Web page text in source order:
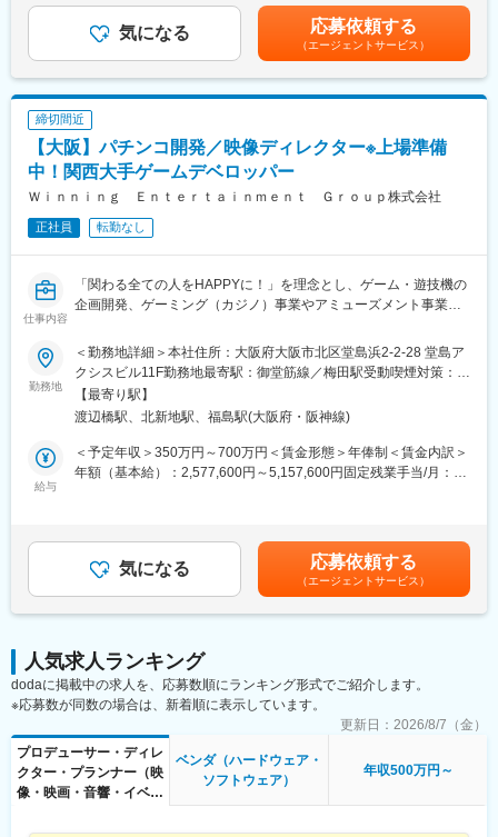
個人だけでなくスタジオ全体で切磋琢磨できる取り組みを実施し
ております。
当スタジオではリモートワーク制度（在宅勤務）を実施しており
ます。
※入社後のOJT期間には一定の出社期間有り。先輩デザイナーが対
面で丁寧に指導いたしますので、業界経験が浅く不安な方も安心
して就業いただけます。
原則として勤続3年で3日間、勤続5年で5日間、連続して休暇を取
ることができます。リフレッシュ休暇以外にも夏季休暇、年末年
えており、気兼ねなく休みを取れる職場です。
す。
・版権元へのグッズやメニュー提案に伴う、各種監修・確認業務
の進行管理。
・社内部署（企画、グッズ制作、デザイン、店舗開発・運営チー
ム等）との連携・調整。
・クオリティチェック：制作物や店舗装飾がレギュレーションや
コンセプトに沿っているかの確認。
・イベント当日の現場サポート（店舗スタッフとの連携、オペレ
エスカレーション対応。
・キャラクターグッズや空間の魅力をダイレクトに形にでき、店
舗でファンの熱狂やSNSでの反響を直接肌で感じられる環境で
す。
・キャラクターをモチーフにしたメニューなど、細部までこだわ
・デザイナー、企画、店舗運営担当など、多くのメンバーを巻き
込みながらアイデアを形にする楽しさが味わえます。
・完全週休2日制／年間休日120日以上。服装・髪型・ネイル自
変更の範囲：会社の定める業務
賃金改定：有り（会社の経営状況及び本人の能力により、随時改
定する）■賞与：無し賃金はあくまでも目安の金額であり、選考を
通じて上下する可能性があります。月給(月額)は固定手当を含めた
表記です。
気になる 応募依頼する
（エージェントサービス）
締切間近
【大阪】パチンコ開発／映像ディレクター※上場準備
中！関西大手ゲームデベロッパー
Ｗｉｎｎｉｎｇ Ｅｎｔｅｒｔａｉｎｍｅｎｔ Ｇｒｏｕｐ株式会社
正社員 転勤なし
仕事内容
「関わる全ての人をHAPPYに！」を理念とし、ゲーム・遊技機の
企画開発、ゲーミング（カジノ）事業やアミューズメント事業を
て業務に携わっていただきます。
■職務内容：
・機種の映像企画、顧客折衝
・工数管理、スケジュール管理
・品質（映像のクオリティ）管理
・映像仕様書、制作指示書の作成
すい環境です。
・1つのものをチームで創り上げていくことが多いため、アットホ
ームな雰囲気で定着率の高い職場です。
・自主的な発言、行動を重んじる社風です。
■ワークライフバランス：
業界随一のホワイト企業を目指し、裁量労働制を導入し働く時間
を自分で設計したり、有給消化を奨励するなど様々な取り組みを
しています。保険年金制度に関しても、雇用保険・労災保険・厚
生年金保険・健康保険等の各種保険に加えて、自分で資産を投資
運用できる企業型確定拠出年金（401K）の制度もあり、安心して
働いていただけます。
勤務地
＜勤務地詳細＞本社住所：大阪府大阪市北区堂島浜2-2-28 堂島ア
クシスビル11F勤務地最寄駅：御堂筋線／梅田駅受動喫煙対策：屋
内全面禁煙変更の範囲：会社の定める事業所
【最寄り駅】
渡辺橋駅、北新地駅、福島駅(大阪府・阪神線)
給与
＜予定年収＞350万円～700万円＜賃金形態＞年俸制＜賃金内訳＞
年額（基本給）：2,577,600円～5,157,600円固定残業手当/月：
給与補足＞※給与詳細は経験・スキルを考慮のうえ決定■昇給：年
1回■賞与：業績に応じて支給（標準2.0ヶ月）■インセンティブ：
評価により基本給1～2ヶ月■年俸350万円～700万円※賞与、イン
センティブ、年間の実績・評価によって変動あり賃金はあくまで
月給(月額)は固定手当を含めた表記です。
気になる 応募依頼する
（エージェントサービス）
人気求人ランキング
dodaに掲載中の求人を、応募数順にランキング形式でご紹介します。
※応募数が同数の場合は、新着順に表示しています。
更新日： 2026/8/7（金）
プロデューサー・ディレ
クター・プランナー（映
像・映画・音響・イベン
ベンダ（ハードウェア・
ソフトウェア）
年収500万円～